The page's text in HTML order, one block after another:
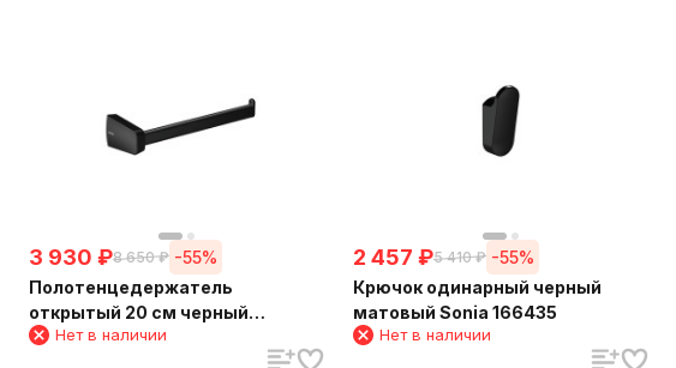
3 930 ₽8 650 ₽ -55%
Полотенцедержатель
открытый 20 см черный
матовый Sonia 166428
Нет в наличии
2 457 ₽5 410 ₽ -55%
Крючок одинарный черный
матовый Sonia 166435
Нет в наличии